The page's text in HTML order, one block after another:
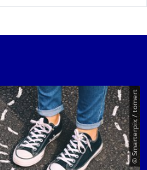
© Smarterpix / tomert